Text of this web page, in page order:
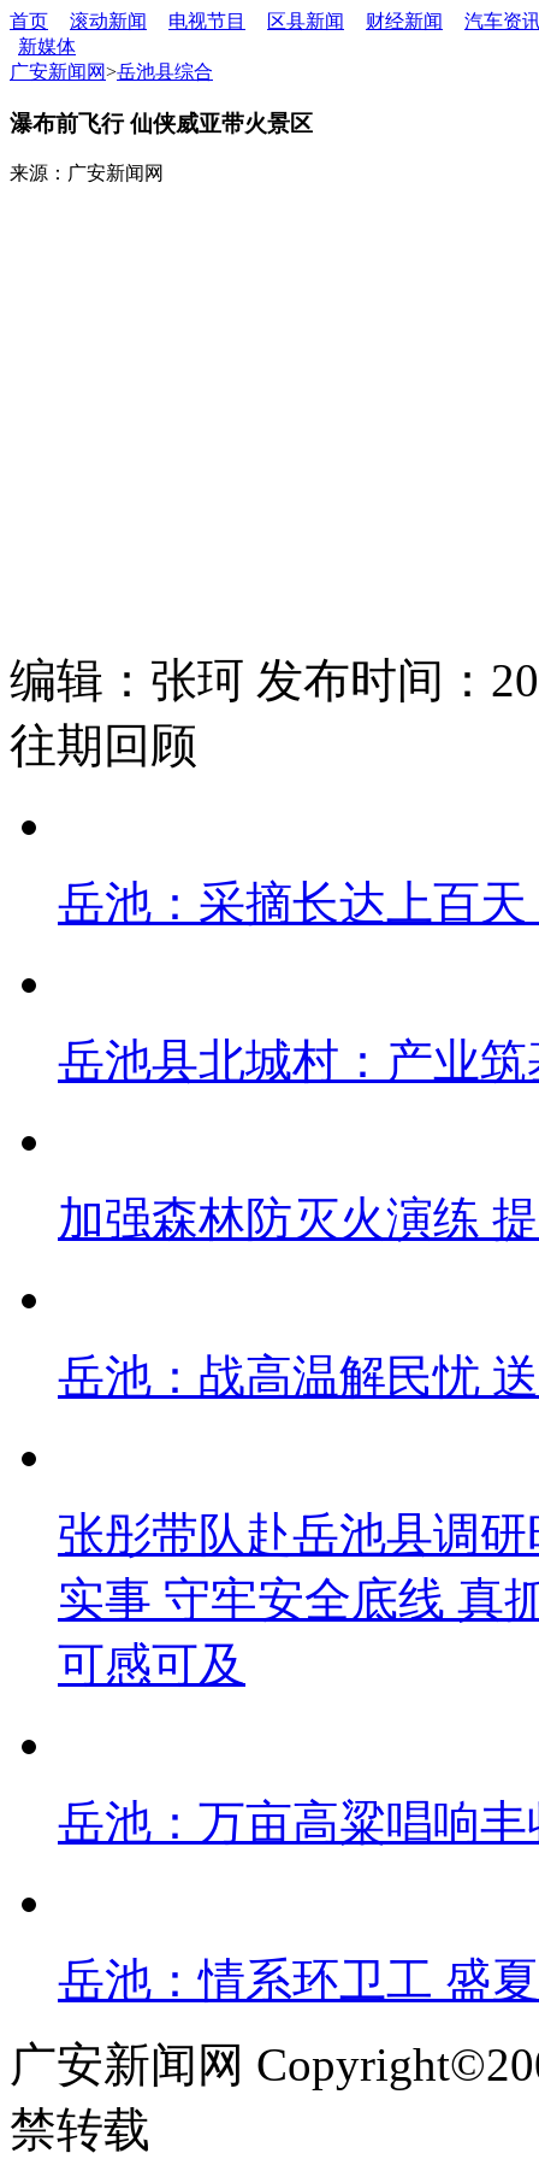
首页 滚动新闻 电视节目 区县新闻 财经新闻
汽车资
新媒体
广安新闻网>岳池县综合
瀑布前飞行 仙侠威亚带火景区
来源：广安新闻网
编辑：张珂 发布时间：
往期回顾
岳池：采摘长达上百
岳池县北城村：产业
加强森林防灭火演练
岳池：战高温解民忧
张彤带队赴岳池县调
实事 守牢安全底线 真
可感可及
岳池：万亩高粱唱响丰
岳池：情系环卫工 盛
广安新闻网
禁转载